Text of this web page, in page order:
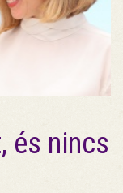
és nincs